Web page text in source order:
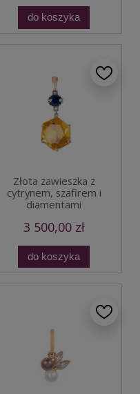
do koszyka
Złota zawieszka z
cytrynem, szafirem i
diamentami
3 500,00 zł
do koszyka